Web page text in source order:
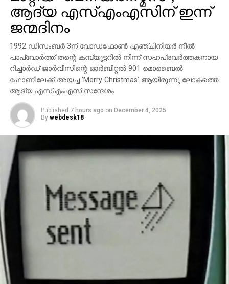
എടുക്കുമെന്നായിരുന്നു ഗോവിന്ദന്റെ മറുപടി. ഒ.
രാജഗോപാലും സുരേഷ്‌ഗോപിയും ജയിച്ചത്
കോണ്‍ഗ്രസിന്റെ വോട്ട് കിട്ടിയിട്ടാണെന്നും നേമത്ത്
മത്സരിച്ചാല്‍ രാജീവ് ചന്ദ്രശേഖര്‍
തോറ്റുതുന്നംപാടുമെന്നും എം.വി ഗോവിന്ദന്‍
കൂട്ടിച്ചേര്‍ത്തു.
ആദ്യ എസ്എംഎസിന് ഇന്ന്
ജന്മദിനം
1992 ഡിസംബര്‍ 3ന് വോഡഫോണ്‍ എഞ്ചിനിയര്‍ നീല്‍
പാപ്വോര്‍ത്ത് തന്റെ കമ്പ്യൂട്ടറില്‍ നിന്ന് സഹപ്രവര്‍ത്തകനായ
റിച്ചാര്‍ഡ് ജാര്‍വീസിന്റെ ഓര്‍ബിറ്റല്‍ 901 മൊബൈല്‍
ഫോണിലേക്ക് അയച്ച ‘Merry Christmas’ ആയിരുന്നു ലോകത്തെ
ആദ്യ എസ്എംഎസ് സന്ദേശം
Published 7 hours ago on December 4, 2025
By webdesk18